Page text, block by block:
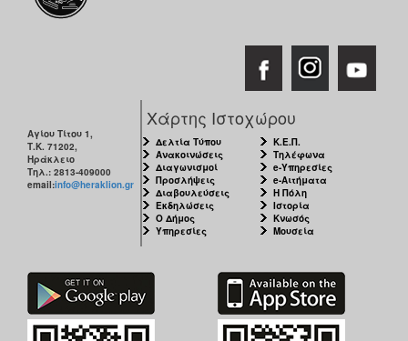
Αγίου Τίτου 1,
Τ.Κ. 71202,
Ηράκλειο
Τηλ.: 2813-409000
email:info@heraklion.gr
Χάρτης Ιστοχώρου
Δελτία Τύπου
Ανακοινώσεις
Διαγωνισμοί
Προσλήψεις
Διαβουλεύσεις
Εκδηλώσεις
Ο Δήμος
Υπηρεσίες
Κ.Ε.Π.
Τηλέφωνα
e-Υπηρεσίες
e-Αιτήματα
Η Πόλη
Ιστορία
Κνωσός
Μουσεία